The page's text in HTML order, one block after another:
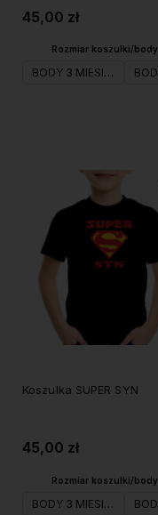
45,00 zł
Rozmiar koszulki/
BODY 3 MIESIĄCE
Koszulka SUPER SYN
45,00 zł
Rozmiar koszulki/
BODY 3 MIESIĄCE